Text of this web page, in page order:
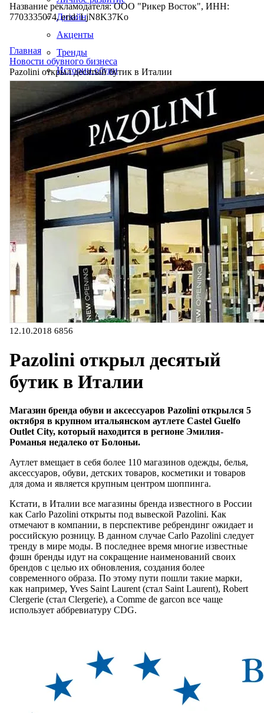
Дизайн
Акценты
Тренды
Истории обуви
Производство
Название рекламодателя: ООО "Рикер Восток", ИНН:
7703335074, erid: LjN8K37Ko
Главная
Новости обувного бизнеса
Pazolini открыл десятый бутик в Италии
12.10.2018 6856
Pazolini открыл десятый
бутик в Италии
Магазин бренда обуви и аксессуаров Pazolini открылся 5
октября в крупном итальянском аутлете Castel Guelfo
Outlet City, который находится в регионе Эмилия-
Романья недалеко от Болоньи.
Аутлет вмещает в себя более 110 магазинов одежды, белья,
аксессуаров, обуви, детских товаров, косметики и товаров
для дома и является крупным центром шоппинга.
Кстати, в Италии все магазины бренда известного в России
как Carlo Pazolini открыты под вывеской Pazolini. Как
отмечают в компании, в перспективе ребрендинг ожидает и
российскую розницу. В данном случае Carlo Pazolini следует
тренду в мире моды. В последнее время многие известные
фэшн бренды идут на сокращение наименований своих
брендов с целью их обновления, создания более
современного образа. По этому пути пошли такие марки,
как например, Yves Saint Laurent (стал Saint Laurent), Robert
Clergerie (стал Clergerie), а Comme de garcon все чаще
использует аббревиатуру CDG.